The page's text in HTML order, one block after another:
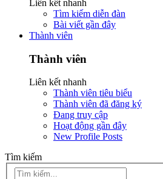
Liên kết nhanh
Tìm kiếm diễn đàn
Bài viết gần đây
Thành viên
Thành viên
Liên kết nhanh
Thành viên tiêu biểu
Thành viên đã đăng ký
Đang truy cập
Hoạt động gần đây
New Profile Posts
Tìm kiếm